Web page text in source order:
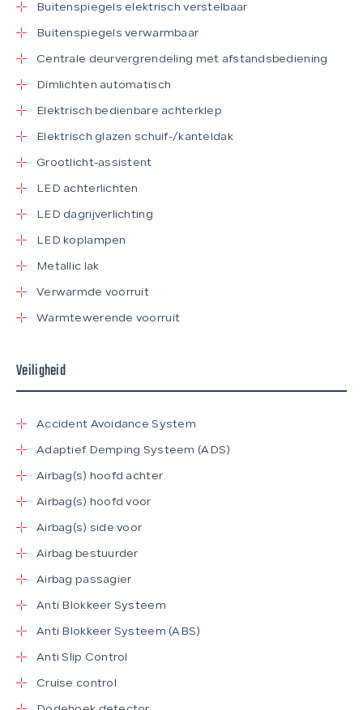
Buitenspiegels elektrisch verstelbaar
Buitenspiegels verwarmbaar
Centrale deurvergrendeling met afstandsbediening
Dimlichten automatisch
Elektrisch bedienbare achterklep
Elektrisch glazen schuif-/kanteldak
Grootlicht-assistent
LED achterlichten
LED dagrijverlichting
LED koplampen
Metallic lak
Verwarmde voorruit
Warmtewerende voorruit
Veiligheid
Accident Avoidance System
Adaptief Demping Systeem (ADS)
Airbag(s) hoofd achter
Airbag(s) hoofd voor
Airbag(s) side voor
Airbag bestuurder
Airbag passagier
Anti Blokkeer Systeem
Anti Blokkeer Systeem (ABS)
Anti Slip Control
Cruise control